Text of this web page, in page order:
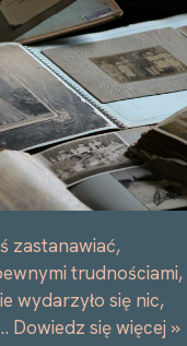
zastanawiać,
trudnościami,
wydarzyło się nic,
Dowiedz się więcej »